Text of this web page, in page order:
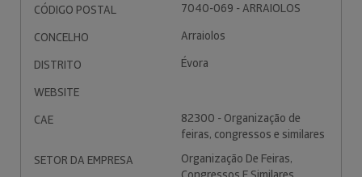
CÓDIGO POSTAL
7040-069 - ARRAIOLOS
CONCELHO
Arraiolos
DISTRITO
Évora
WEBSITE
CAE
82300 - Organização de
feiras, congressos e similares
SETOR DA EMPRESA
Organização De Feiras,